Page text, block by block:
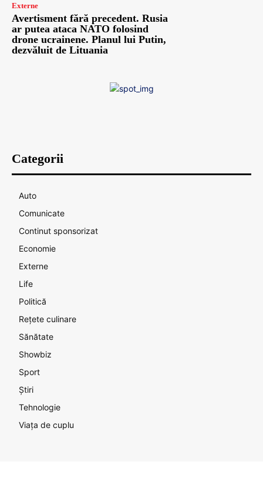
Externe
Avertisment fără precedent. Rusia
ar putea ataca NATO folosind
drone ucrainene. Planul lui Putin,
dezvăluit de Lituania
Categorii
Auto
Comunicate
Continut sponsorizat
Economie
Externe
Life
Politică
Rețete culinare
Sănătate
Showbiz
Sport
Știri
Tehnologie
Viața de cuplu